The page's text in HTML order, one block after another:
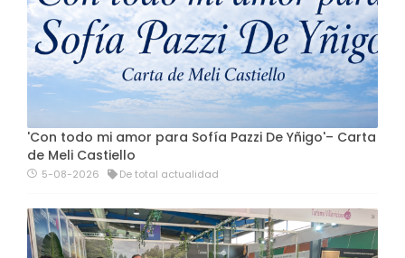
'Con todo mi amor para Sofía Pazzi De Yñigo'– Carta
de Meli Castiello
5-08-2026 De total actualidad